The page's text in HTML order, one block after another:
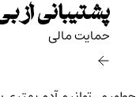
پشتیبانی از
حمایت مالی‌